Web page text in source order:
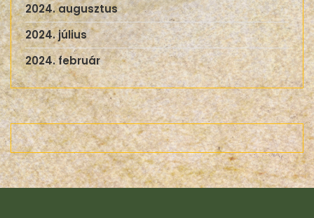
2024. augusztus
2024. július
2024. február